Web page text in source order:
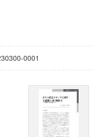
ラム「超成熟社会発展のサ
0001